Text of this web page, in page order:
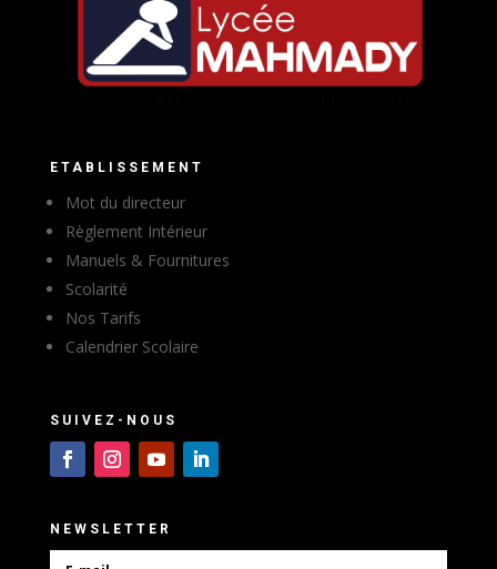
ETABLISSEMENT
Mot du directeur
Règlement Intérieur
Manuels & Fournitures
Scolarité
Nos Tarifs
Calendrier Scolaire
SUIVEZ-NOUS
NEWSLETTER